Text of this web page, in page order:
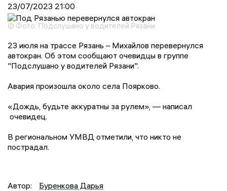
23/07/2023 21:00
© Фото: Подслушано у водителей Рязани
23 июля на трассе Рязань – Михайлов перевернулся
автокран. Об этом сообщают очевидцы в группе
"Подслушано у водителей Рязани".
Авария произошла около села Поярково.
«Дождь, будьте аккуратны за рулем», — написал
очевидец.
В региональном УМВД отметили, что никто не
пострадал.
Автор: Буренкова Дарья